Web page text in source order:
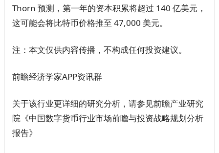
Thorn 预测，第一年的资本积累将超过 140 亿美元，
这可能会将比特币价格推至 47,000 美元。
注：本文仅供内容传播，不构成任何投资建议。
前瞻经济学家APP资讯群
关于该行业更详细的研究分析，请参见前瞻产业研究
院《中国数字货币行业市场前瞻与投资战略规划分析
报告》